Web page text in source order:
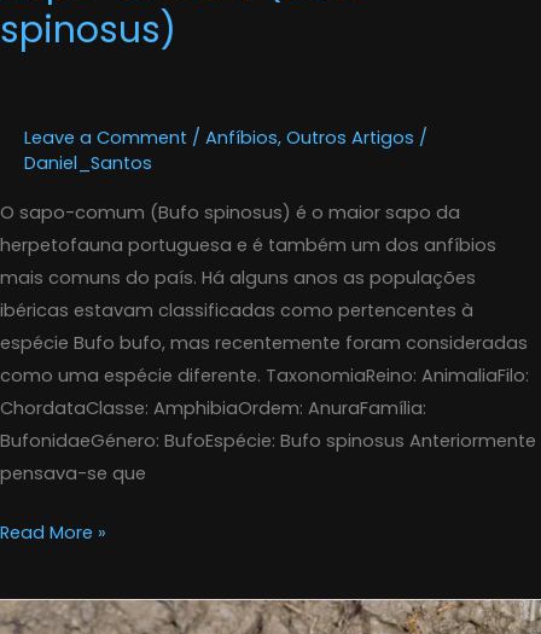
spinosus)
Leave a Comment / Anfíbios, Outros Artigos /
Daniel_Santos
O sapo-comum (Bufo spinosus) é o maior sapo da
herpetofauna portuguesa e é também um dos anfíbios
mais comuns do país. Há alguns anos as populações
ibéricas estavam classificadas como pertencentes à
espécie Bufo bufo, mas recentemente foram consideradas
como uma espécie diferente. TaxonomiaReino: AnimaliaFilo:
ChordataClasse: AmphibiaOrdem: AnuraFamília:
BufonidaeGénero: BufoEspécie: Bufo spinosus Anteriormente
pensava-se que
Read More »
Sapo-